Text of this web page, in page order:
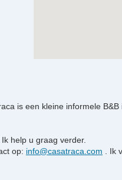
is een kleine informele
help u graag verder.
op: info@casatraca.com . Ik